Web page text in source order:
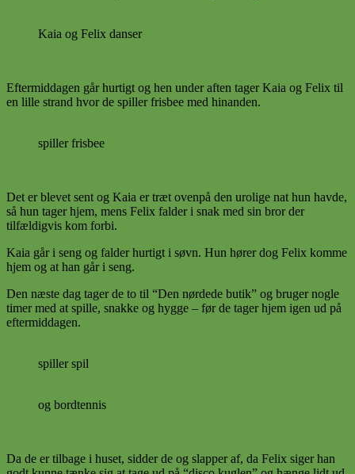
Kaia og Felix danser
Eftermiddagen går hurtigt og hen under aften tager Kaia og Felix til
en lille strand hvor de spiller frisbee med hinanden.
spiller frisbee
Det er blevet sent og Kaia er træt ovenpå den urolige nat hun havde,
så hun tager hjem, mens Felix falder i snak med sin bror der
tilfældigvis kom forbi.
Kaia går i seng og falder hurtigt i søvn. Hun hører dog Felix komme
hjem og at han går i seng.
Den næste dag tager de to til “Den nørdede butik” og bruger nogle
timer med at spille, snakke og hygge – før de tager hjem igen ud på
eftermiddagen.
spiller spil
og bordtennis
Da de er tilbage i huset, sidder de og slapper af, da Felix siger han